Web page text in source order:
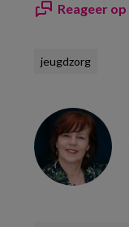
Reageer
jeugdzorg